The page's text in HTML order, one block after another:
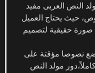
النص العربى مفيد
حيث يحتاج العميل
صورة حقيقية لتصميم
نصوصا مؤقتة على
مولد النص